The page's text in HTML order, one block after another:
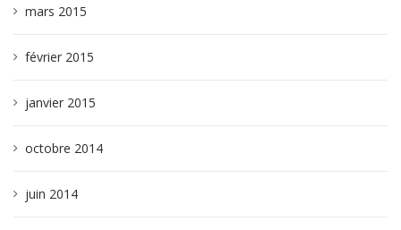
mars 2015
février 2015
janvier 2015
octobre 2014
juin 2014